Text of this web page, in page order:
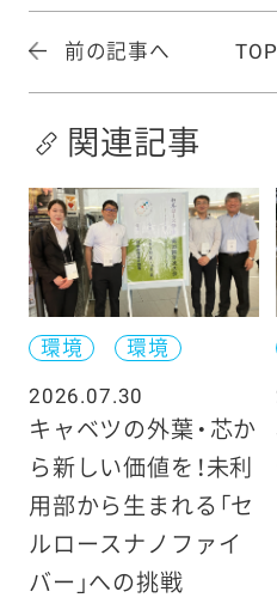
前の記事へ
関連記事
環境
環境
2026.07.30
キャベツの外葉・芯か
ら新しい価値を！未利
用部から生まれる「セ
ルロースナノファイ
バー」への挑戦